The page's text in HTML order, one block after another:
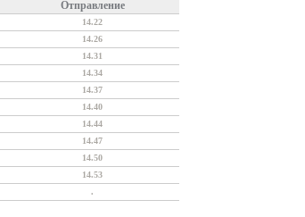
Отправление
14.22
14.26
14.31
14.34
14.37
14.40
14.44
14.47
14.50
14.53
.